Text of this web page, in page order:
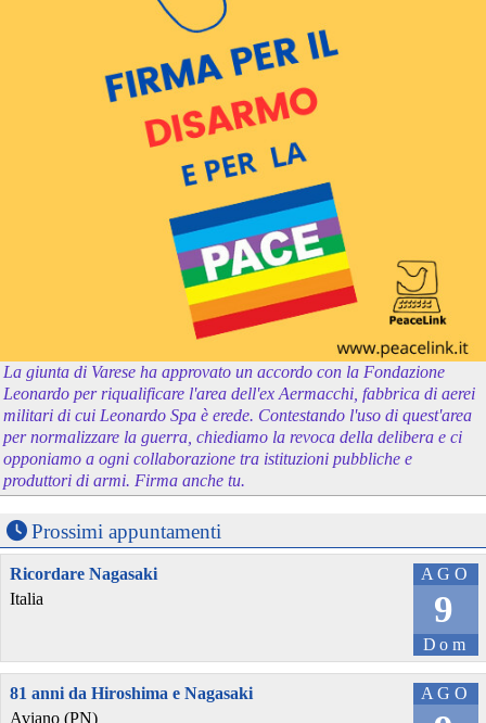
La giunta di Varese ha approvato un accordo con la Fondazione
Leonardo per riqualificare l'area dell'ex Aermacchi, fabbrica di aerei
militari di cui Leonardo Spa è erede. Contestando l'uso di quest'area
per normalizzare la guerra, chiediamo la revoca della delibera e ci
opponiamo a ogni collaborazione tra istituzioni pubbliche e
produttori di armi. Firma anche tu.
Prossimi appuntamenti
AGO
9
Dom
Ricordare Nagasaki
Italia
AGO
81 anni da Hiroshima e Nagasaki
Aviano (PN)